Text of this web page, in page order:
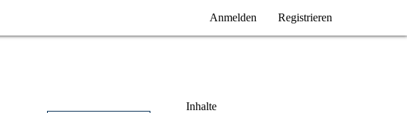
Anmelden Registrieren
Inhalte